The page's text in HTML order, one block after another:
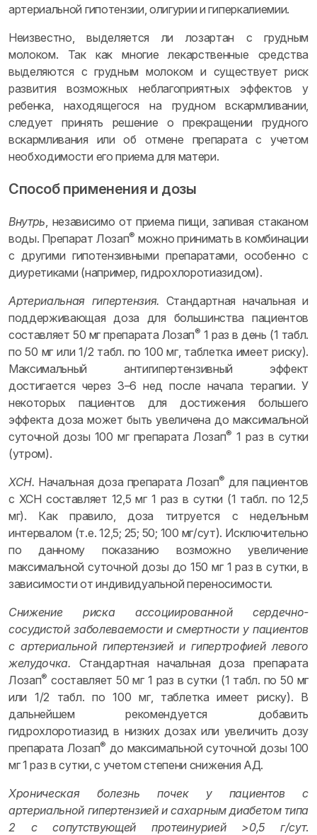
артериальной гипотензии, олигурии и гиперкалиемии.
Неизвестно, выделяется ли лозартан с грудным
молоком. Так как многие лекарственные средства
выделяются с грудным молоком и существует риск
развития возможных неблагоприятных эффектов у
ребенка, находящегося на грудном вскармливании,
следует принять решение о прекращении грудного
вскармливания или об отмене препарата с учетом
необходимости его приема для матери.
Способ применения и дозы
Внутрь, независимо от приема пищи, запивая стаканом
воды. Препарат Лозап® можно принимать в комбинации
с другими гипотензивными препаратами, особенно с
диуретиками (например, гидрохлоротиазидом).
Артериальная гипертензия. Стандартная начальная и
поддерживающая доза для большинства пациентов
составляет 50 мг препарата Лозап® 1 раз в день (1 табл.
по 50 мг или 1/2 табл. по 100 мг, таблетка имеет риску).
Максимальный антигипертензивный эффект
достигается через 3–6 нед после начала терапии. У
некоторых пациентов для достижения большего
эффекта доза может быть увеличена до максимальной
суточной дозы 100 мг препарата Лозап® 1 раз в сутки
(утром).
ХСН. Начальная доза препарата Лозап® для пациентов
с ХСН составляет 12,5 мг 1 раз в сутки (1 табл. по 12,5
мг). Как правило, доза титруется с недельным
интервалом (т.е. 12,5; 25; 50; 100 мг/сут). Исключительно
по данному показанию возможно увеличение
максимальной суточной дозы до 150 мг 1 раз в сутки, в
зависимости от индивидуальной переносимости.
Снижение риска ассоциированной сердечно-
сосудистой заболеваемости и смертности у пациентов
с артериальной гипертензией и гипертрофией левого
желудочка. Стандартная начальная доза препарата
Лозап® составляет 50 мг 1 раз в сутки (1 табл. по 50 мг
или 1/2 табл. по 100 мг, таблетка имеет риску). В
дальнейшем рекомендуется добавить
гидрохлоротиазид в низких дозах или увеличить дозу
препарата Лозап® до максимальной суточной дозы 100
мг 1 раз в сутки, с учетом степени снижения АД.
Хроническая болезнь почек у пациентов с
артериальной гипертензией и сахарным диабетом типа
2 с сопутствующей протеинурией >0,5 г/сут.